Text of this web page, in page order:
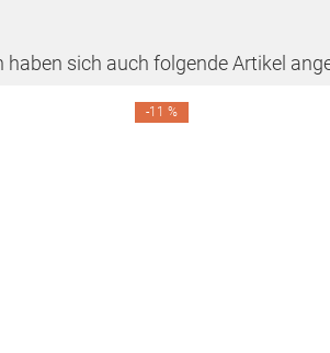
haben sich auch folgende Artikel
-11 %